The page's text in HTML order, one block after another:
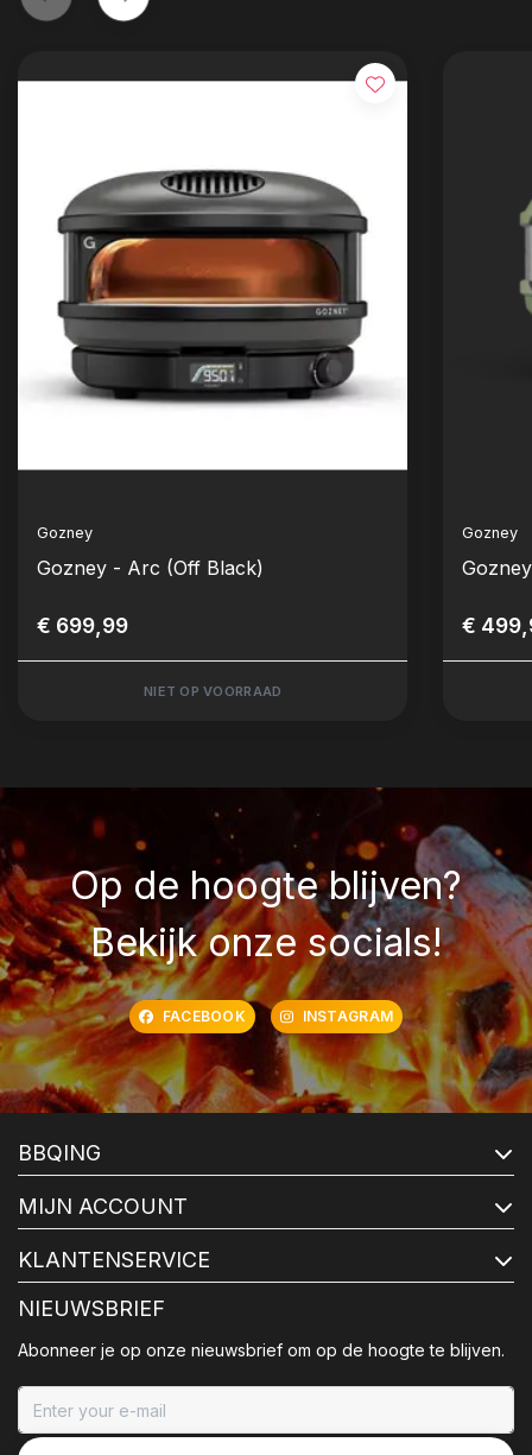
Gozney
Gozney - Arc (Off Black)
€ 699,99
NIET OP VOORRAAD
Gozney
€
Op de hoogte blijven?
Bekijk onze socials!
FACEBOOK INSTAGRAM
BBQING
MIJN ACCOUNT
KLANTENSERVICE
NIEUWSBRIEF
Abonneer je op onze nieuwsbrief om op de hoogte te blijven.